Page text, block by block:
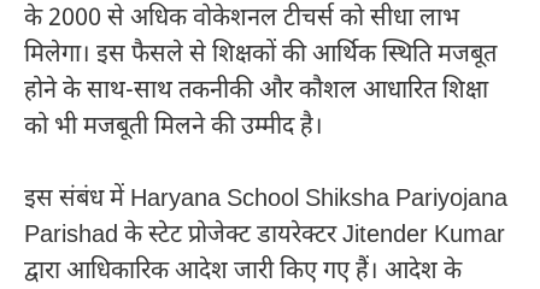
के 2000 से अधिक वोकेशनल टीचर्स को सीधा लाभ
मिलेगा। इस फैसले से शिक्षकों की आर्थिक स्थिति मजबूत
होने के साथ-साथ तकनीकी और कौशल आधारित शिक्षा
को भी मजबूती मिलने की उम्मीद है।
इस संबंध मेंHaryana School Shiksha Pariyojana
Parishad के स्टेट प्रोजेक्ट डायरेक्टरJitender Kumar
द्वारा आधिकारिक आदेश जारी किए गए हैं। आदेश के